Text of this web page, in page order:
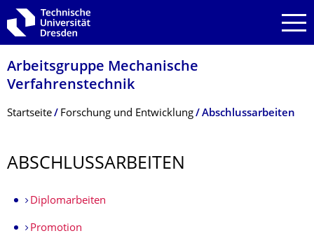
Zur Hauptnavigation springen
Zur Suche springen
Zum Inhalt springen
Arbeitsgruppe Mechanische
Verfahrenstechnik
Breadcrumb-Menü
Startseite Forschung und Entwicklung Abschlussarbeiten
ABSCHLUSSARBEI­TEN
Diplomarbeiten
Promotion